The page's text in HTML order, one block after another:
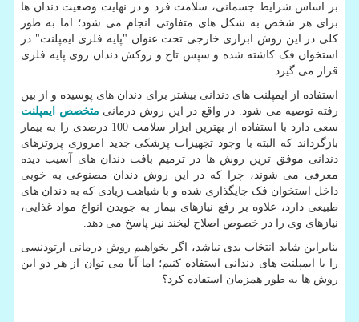
بر اساس شرایط جسمانی، سلامت فرد و در نهایت وضعیت دندان ها
برای هر شخص به شکل های متفاوتی انجام می شود؛ اما به طور
کلی در این روش ابزاری خارجی تحت عنوان "پایه فلزی ایمپلنت" در
استخوان فک کاشته شده و سپس تاج و روکش دندان روی پایه فلزی
قرار می گیرد.
استفاده از ایمپلنت های دندانی بیشتر برای دندان های پوسیده و از بین
رفته توصیه می شود. در واقع در این روش درمانی متخصص ایمپلنت
سعی دارد با استفاده از بهترین ابزار سلامت 100 درصدی را به بیمار
بازگرداند که البته با وجود تجهیزات پزشکی جدید امروزی پروتزهای
دندانی موفق ترین روش ها در ترمیم بافت دندان های آسیب دیده
معرفی می شوند، چرا که در این روش دندان مصنوعی به خوبی
داخل استخوان فک جایگذاری شده و با شباهت زیادی که به دندان های
طبیعی دارد، علاوه بر رفع نیازهای بیمار به جویدن انواع مواد غذایی،
نیازهای وی را در خصوص اصلاح لبخند نیز پاسخ می دهد.
بنابراین شاید انتخاب بدی نباشد، اگر بخواهیم روش درمانی ارتودنسی
را با ایمپلنت های دندانی استفاده کنیم؛ اما آیا می توان از هر دو این
روش ها به طور همزمان استفاده کرد؟